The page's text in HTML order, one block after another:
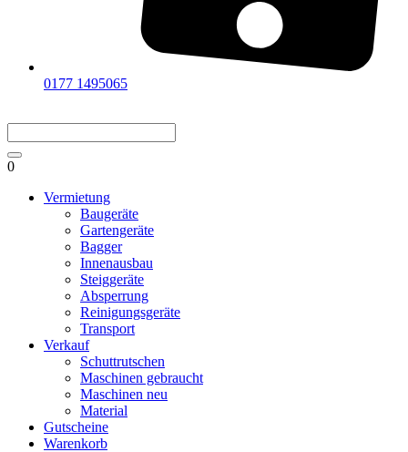
0177 1495065
0
Vermietung
Baugeräte
Gartengeräte
Bagger
Innenausbau
Steiggeräte
Absperrung
Reinigungsgeräte
Transport
Verkauf
Schuttrutschen
Maschinen gebraucht
Maschinen neu
Material
Gutscheine
Warenkorb